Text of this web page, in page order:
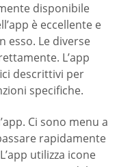
disponibile
è eccellente e
esso. Le diverse
L’app
descrittivi per
specifiche.
Ci sono menu a
rapidamente
utilizza icone